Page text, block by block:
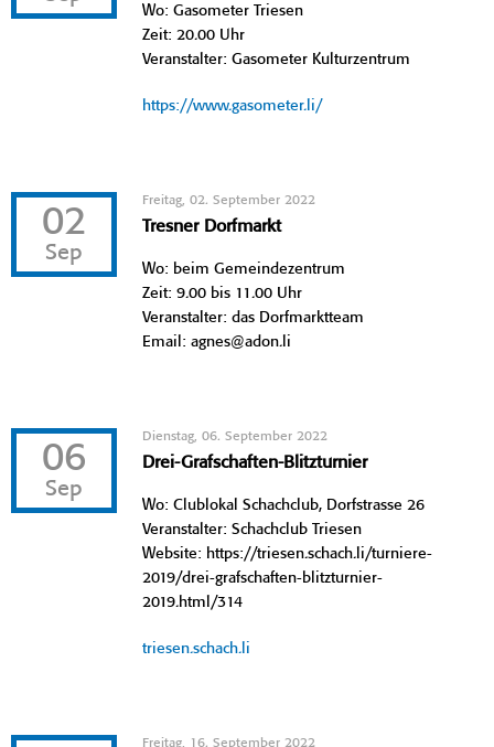
Wo: Gasometer Triesen
Zeit: 20.00 Uhr
Veranstalter: Gasometer Kulturzentrum
https://www.gasometer.li/
02
Sep
Freitag, 02. September 2022
Tresner Dorfmarkt
Wo: beim Gemeindezentrum
Zeit: 9.00 bis 11.00 Uhr
Veranstalter: das Dorfmarktteam
Email: agnes@adon.li
06
Sep
Dienstag, 06. September 2022
Drei-Grafschaften-Blitzturnier
Wo: Clublokal Schachclub, Dorfstrasse 26
Veranstalter: Schachclub Triesen
Website: https://triesen.schach.li/turniere-
2019/drei-grafschaften-blitzturnier-
2019.html/314
triesen.schach.li
Freitag, 16. September 2022